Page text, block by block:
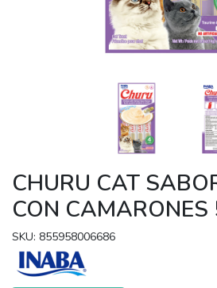
CHURU CAT
CON CAMARONES
SKU: 855958006686